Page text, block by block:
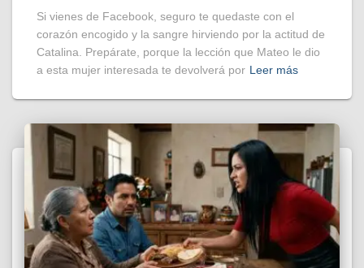
Si vienes de Facebook, seguro te quedaste con el
corazón encogido y la sangre hirviendo por la actitud de
Catalina. Prepárate, porque la lección que Mateo le dio
a esta mujer interesada te devolverá por Leer más